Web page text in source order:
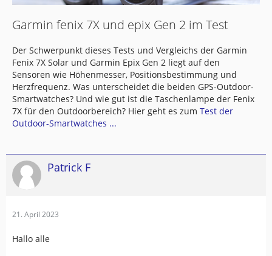
Garmin fenix 7X und epix Gen 2 im Test
Der Schwerpunkt dieses Tests und Vergleichs der Garmin
Fenix 7X Solar und Garmin Epix Gen 2 liegt auf den
Sensoren wie Höhenmesser, Positionsbestimmung und
Herzfrequenz. Was unterscheidet die beiden GPS-Outdoor-
Smartwatches? Und wie gut ist die Taschenlampe der Fenix
7X für den Outdoorbereich? Hier geht es zum Test der
Outdoor-Smartwatches ...
Patrick F
21. April 2023
Hallo alle